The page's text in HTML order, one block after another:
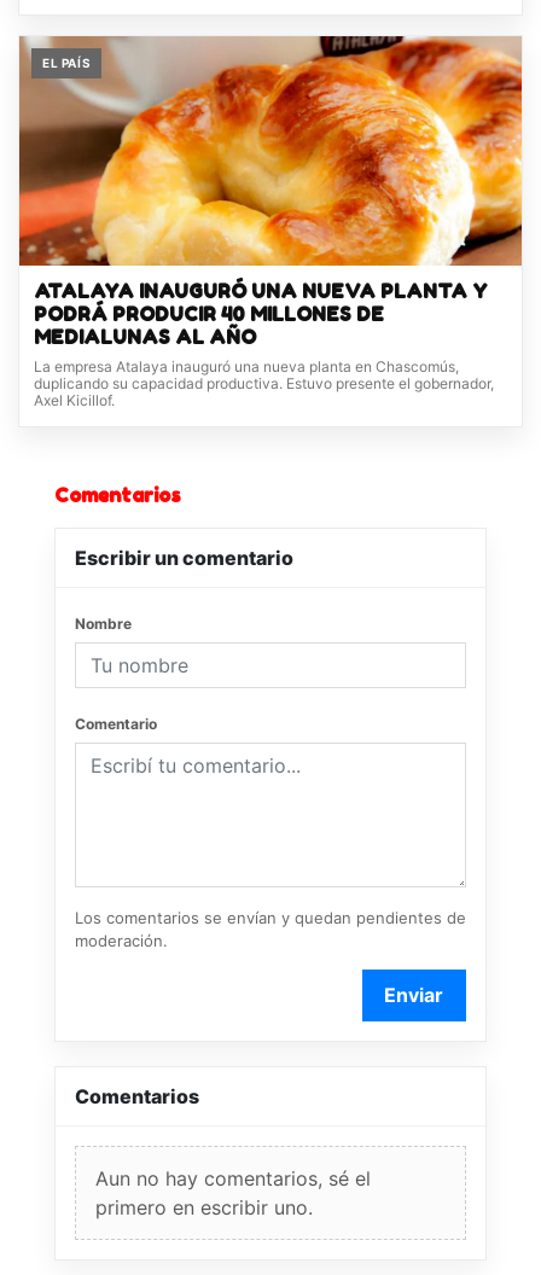
EL PAÍS
ATALAYA INAUGURÓ UNA NUEVA PLANTA Y
PODRÁ PRODUCIR 40 MILLONES DE
MEDIALUNAS AL AÑO
La empresa Atalaya inauguró una nueva planta en Chascomús,
duplicando su capacidad productiva. Estuvo presente el gobernador,
Axel Kicillof.
Comentarios
Escribir un comentario
Nombre
Comentario
Los comentarios se envían y quedan pendientes de
moderación.
Enviar
Comentarios
Aun no hay comentarios, sé el
primero en escribir uno.